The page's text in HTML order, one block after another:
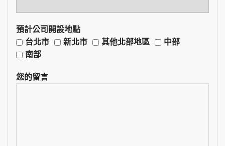
預計公司開設地點
台北市
新北市 其他北部地區
中部
南部
您的留言